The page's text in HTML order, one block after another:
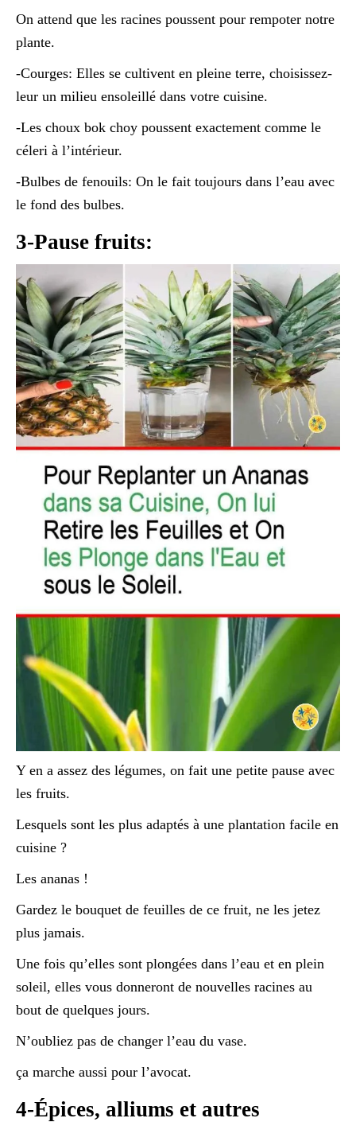
On attend que les racines poussent pour rempoter notre
plante.
-Courges: Elles se cultivent en pleine terre, choisissez-
leur un milieu ensoleillé dans votre cuisine.
-Les choux bok choy poussent exactement comme le
céleri à l’intérieur.
-Bulbes de fenouils: On le fait toujours dans l’eau avec
le fond des bulbes.
3-Pause fruits:
Y en a assez des légumes, on fait une petite pause avec
les fruits.
Lesquels sont les plus adaptés à une plantation facile en
cuisine ?
Les ananas !
Gardez le bouquet de feuilles de ce fruit, ne les jetez
plus jamais.
Une fois qu’elles sont plongées dans l’eau et en plein
soleil, elles vous donneront de nouvelles racines au
bout de quelques jours.
N’oubliez pas de changer l’eau du vase.
ça marche aussi pour l’avocat.
4-Épices, alliums et autres